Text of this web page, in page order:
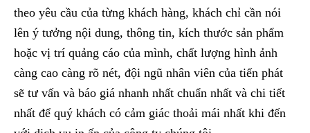
theo yêu cầu của từng khách hàng, khách chỉ cần nói
lên ý tưởng nội dung, thông tin, kích thước sản phẩm
hoặc vị trí quảng cáo của mình, chất lượng hình ảnh
càng cao càng rõ nét, đội ngũ nhân viên của tiến phát
sẽ tư vấn và báo giá nhanh nhất chuẩn nhất và chi tiết
nhất để quý khách có cảm giác thoải mái nhất khi đến